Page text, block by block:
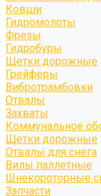
Ковши
Гидромолоты
Фрезы
Гидробуры
Щетки дорожные
Грейферы
Вибротрамбовки
Отвалы
Захваты
Коммунальное
Щетки дорожные
Отвалы для снега
Вилы паллетные
Шнекороторные
Запчасти